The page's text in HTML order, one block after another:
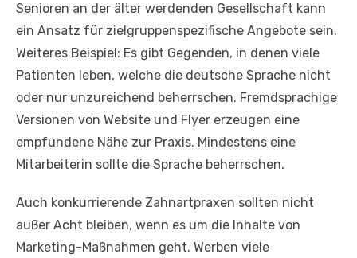
Senioren an der älter werdenden Gesellschaft kann
ein Ansatz für zielgruppenspezifische Angebote sein.
Weiteres Beispiel: Es gibt Gegenden, in denen viele
Patienten leben, welche die deutsche Sprache nicht
oder nur unzureichend beherrschen. Fremdsprachige
Versionen von Website und Flyer erzeugen eine
empfundene Nähe zur Praxis. Mindestens eine
Mitarbeiterin sollte die Sprache beherrschen.
Auch konkurrierende Zahnartpraxen sollten nicht
außer Acht bleiben, wenn es um die Inhalte von
Marketing-Maßnahmen geht. Werben viele